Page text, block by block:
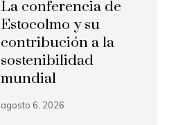
La conferencia de
Estocolmo y su
contribución a la
sostenibilidad
mundial
agosto 6, 2026